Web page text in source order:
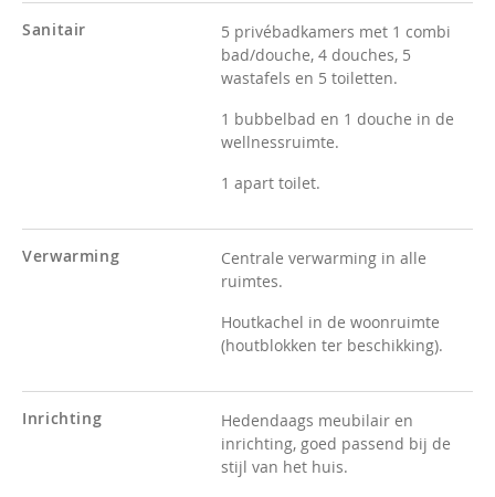
Sanitair
5 privébadkamers met 1 combi
bad/douche, 4 douches, 5
wastafels en 5 toiletten.
1 bubbelbad en 1 douche in de
wellnessruimte.
1 apart toilet.
Verwarming
Centrale verwarming in alle
ruimtes.
Houtkachel in de woonruimte
(houtblokken ter beschikking).
Inrichting
Hedendaags meubilair en
inrichting, goed passend bij de
stijl van het huis.